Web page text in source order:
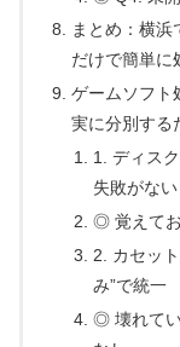
まとめ：横浜
だけで簡単に
ゲームソフト
実に分別する
1. ディス
失敗がない
◎ 覚えて
2. カセッ
み”で統一
◎ 壊れて